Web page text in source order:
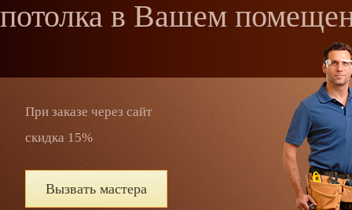
потолка в Вашем
При заказе через сайт
скидка 15%
Вызвать мастера